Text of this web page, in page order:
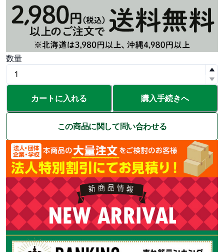
数量
カートに入れる 購入手続きへ
この商品に関して問い合わせる